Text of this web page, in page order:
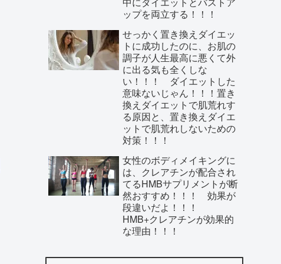
ップを両立する！！！
せっかく置き換えダイエッ
トに成功したのに、お肌の
調子が人生最高に悪くて外
に出る気も全くしな
い！！！ ダイエットした
意味ないじゃん！！！置き
換えダイエットで肌荒れす
る原因と、置き換えダイエ
ットで肌荒れしないための
対策！！！
女性のボディメイキングに
は、クレアチンが配合され
てるHMBサプリメントが断
然おすすめ！！！ 効果が
段違いだよ！！！
HMB+クレアチンが効果的
な理由！！！